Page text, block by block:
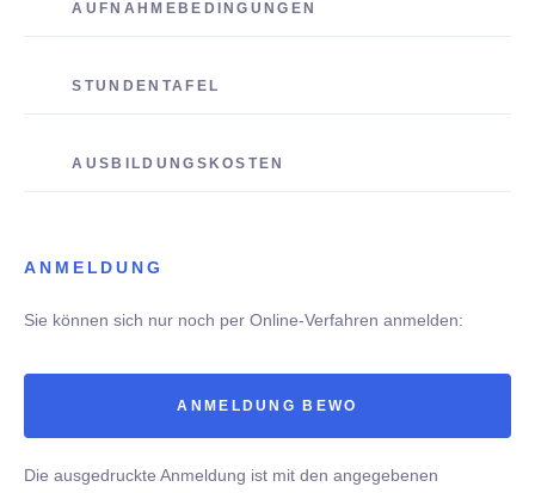
AUFNAHMEBEDINGUNGEN
STUNDENTAFEL
AUSBILDUNGSKOSTEN
ANMELDUNG
Sie können sich nur noch per Online-Verfahren anmelden:
ANMELDUNG BEWO
Die ausgedruckte Anmeldung ist mit den angegebenen